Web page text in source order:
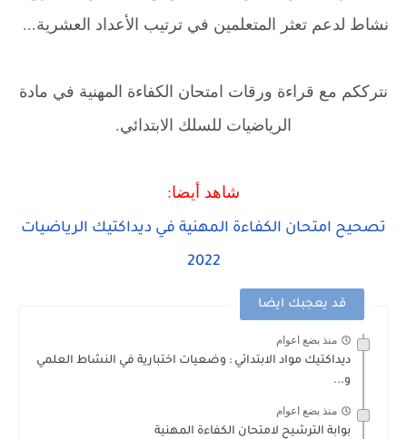
نشاط لدعم تعثر المتعلمين في ترتيب الأعداد العشرية...
نترككم مع قراءة ورقات امتحان الكفاءة المهنية في مادة
الرياضيات للسلك الابتدائي.
شاهد أيضا:
تصحيح امتحان الكفاءة المهنية في ديداكتيك الرياضيات
2022
قد يعجبك ايضا
منذ بضع اعوام
ديداكتيك مواد الابتدائي : وضعيات اختبارية في النشاط العلمي
و...
منذ بضع اعوام
بوابة الترشيح لامتحان الكفاءة المهنية